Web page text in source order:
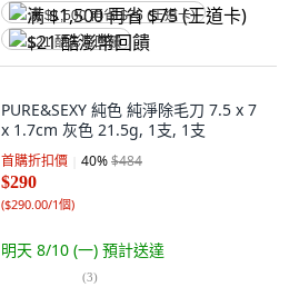
满 $1,500 再省 $75 (王道卡)
$21 酷澎幣回饋
PURE&SEXY 純色 純淨除毛刀 7.5 x 7
x 1.7cm 灰色 21.5g, 1支, 1支
首購折扣價 40%$484
$290
($290.00/1個)
明天 8/10 (一) 預計送達
(3)